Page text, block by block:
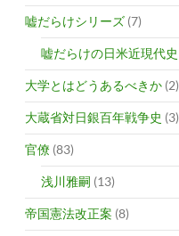
嘘だらけシリーズ (7)
嘘だらけの日米近現代史
大学とはどうあるべきか (2)
大蔵省対日銀百年戦争史 (3)
官僚 (83)
浅川雅嗣 (13)
帝国憲法改正案 (8)